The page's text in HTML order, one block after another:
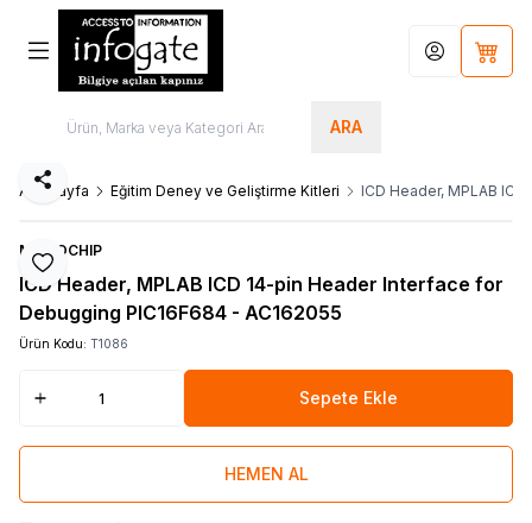
ARA
Hesabım
Ana Sayfa Eğitim Deney ve Geliştirme Kitleri ICD Header, MPLAB
Favoriye Ekle
Paylaş
MICROCHIP
ICD Header, MPLAB ICD 14-pin Header Interface for
Debugging PIC16F684 - AC162055
Ürün Kodu: T1086
Sepete Ekle
HEMEN AL